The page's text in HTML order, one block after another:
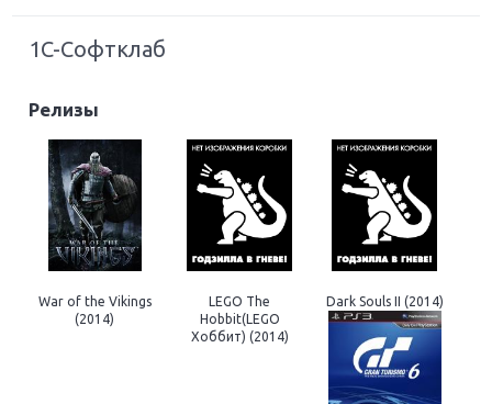
1C-Софтклаб
Релизы
War of the Vikings
(2014)
LEGO The
Hobbit(LEGO
Хоббит) (2014)
Dark Souls II (2014)